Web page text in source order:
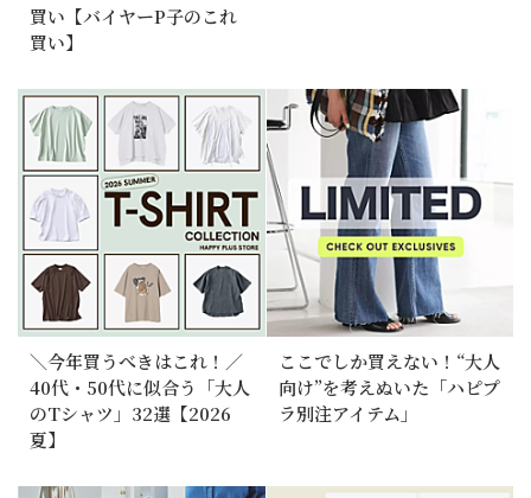
買い【バイヤーP子のこれ
買い】
＼今年買うべきはこれ！／
40代・50代に似合う「大人
のTシャツ」32選【2026
夏】
ここでしか買えない！“大人
向け”を考えぬいた「ハピプ
ラ別注アイテム」